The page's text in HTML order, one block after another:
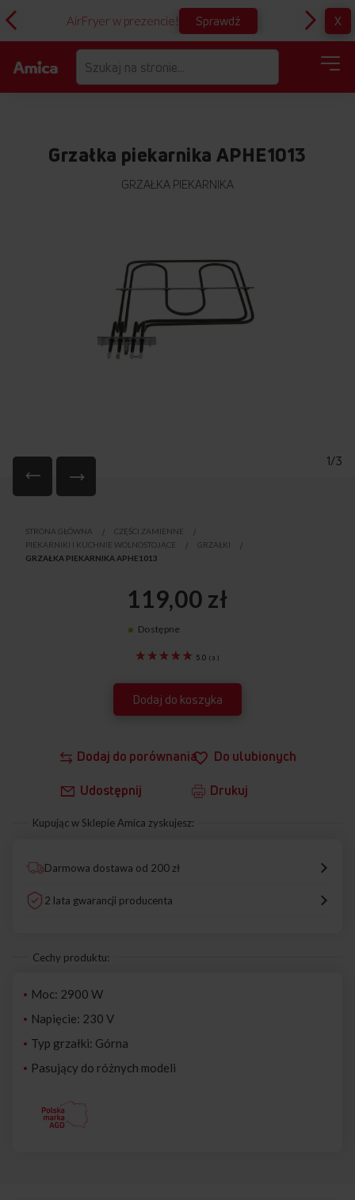
AirFryer w prezencie! Sprawdź X
Grzałka piekarnika APHE1013
GRZAŁKA PIEKARNIKA
1/3
początek
galerii
STRONA GŁÓWNA
CZĘŚCI ZAMIENNE
PIEKARNIKI I KUCHNIE WOLNOSTOJĄCE
GRZAŁKI
GRZAŁKA PIEKARNIKA APHE1013
Dodaj do porównania Do ulubionych
Udostępnij Drukuj
5.0 ( 3 )
119,00 zł
Dostępne
Dodaj do koszyka
Kupując w Sklepie Amica zyskujesz:
Darmowa dostawa od 200 zł
2 lata gwarancji producenta
Cechy produktu:
Moc: 2900 W
Napięcie: 230 V
Typ grzałki: Górna
Pasujący do różnych modeli